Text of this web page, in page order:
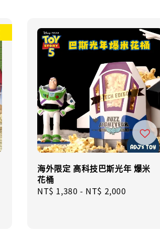
海外限定 高科技巴斯光年 爆米
花桶
Regular
NT$ 1,380 - NT$ 2,000